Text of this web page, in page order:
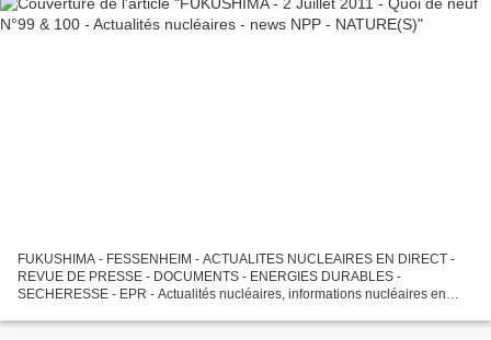
FUKUSHIMA - FESSENHEIM - ACTUALITES NUCLEAIRES EN DIRECT -
REVUE DE PRESSE - DOCUMENTS - ENERGIES DURABLES -
SECHERESSE - EPR - Actualités nucléaires, informations nucléaires en
Fukushima",...